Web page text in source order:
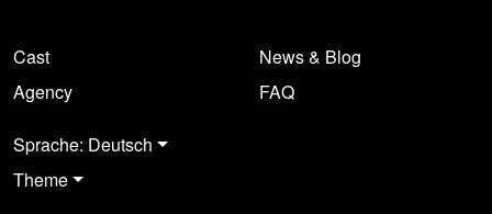
Cast
Agency
News & Blog
FAQ
Sprache: Deutsch
Theme